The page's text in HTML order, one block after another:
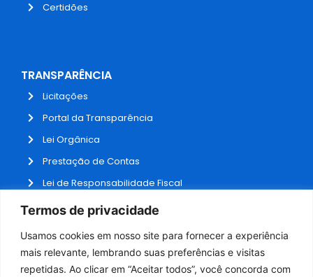
Termos de privacidade
Usamos cookies em nosso site para fornecer a experiência
mais relevante, lembrando suas preferências e visitas
repetidas. Ao clicar em “Aceitar todos”, você concorda com
Certidões
TRANSPARÊNCIA
Licitações
Portal da Transparência
Lei Orgânica
Prestação de Contas
Lei de Responsabilidade Fiscal
Receitas e Despesas
Fale Conosco